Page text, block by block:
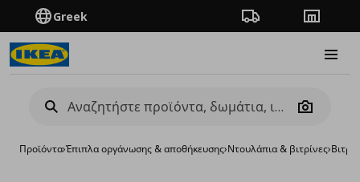
Greek Πορεία παραγγελίας
Camera
Προϊόντα›Έπιπλα οργάνωσης & αποθήκευσης›Ντουλάπια & βιτρίνες›